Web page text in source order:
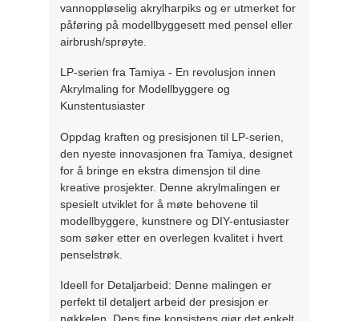
vannoppløselig akrylharpiks og er utmerket for
påføring på modellbyggesett med pensel eller
airbrush/sprøyte.
LP-serien fra Tamiya - En revolusjon innen
Akrylmaling for Modellbyggere og
Kunstentusiaster
Oppdag kraften og presisjonen til LP-serien,
den nyeste innovasjonen fra Tamiya, designet
for å bringe en ekstra dimensjon til dine
kreative prosjekter. Denne akrylmalingen er
spesielt utviklet for å møte behovene til
modellbyggere, kunstnere og DIY-entusiaster
som søker etter en overlegen kvalitet i hvert
penselstrøk.
Ideell for Detaljarbeid: Denne malingen er
perfekt til detaljert arbeid der presisjon er